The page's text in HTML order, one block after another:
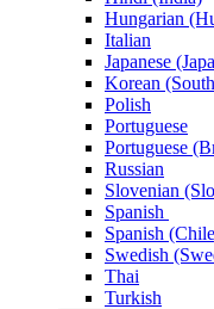
Hungarian
Italian
Japanese
Korean
Polish
Portuguese
Portuguese
Russian
Slovenian
Spanish
Spanish
Swedish
Thai
Turkish